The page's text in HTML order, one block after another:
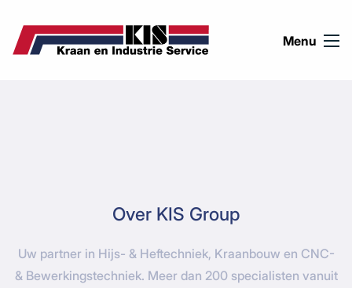
Menu
Over KIS Group
Uw partner in Hijs- & Heftechniek, Kraanbouw en CNC-
& Bewerkingstechniek. Meer dan 200 specialisten vanuit